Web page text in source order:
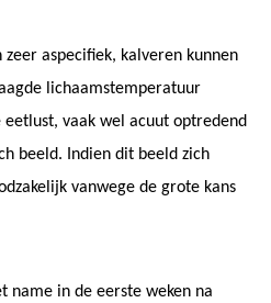
zeer aspecifiek, kalveren kunnen
lichaamstemperatuur
vaak wel acuut optredend
beeld. Indien dit beeld zich
vanwege de grote kans
name in de eerste weken na